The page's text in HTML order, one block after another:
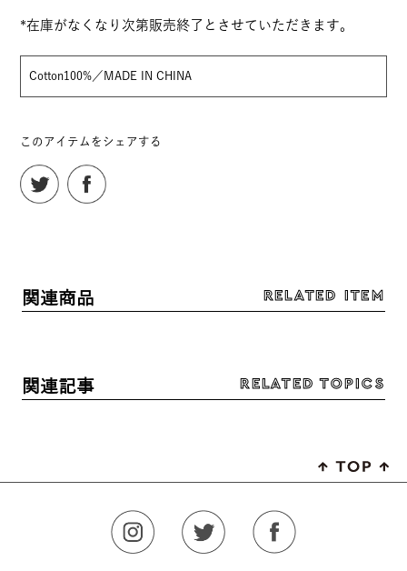
*在庫がなくなり次第販売終了とさせていただきます。
Cotton100%／MADE IN CHINA
このアイテムをシェアする
関連商品 RELATED ITEM
関連記事 RELATED TOPICS